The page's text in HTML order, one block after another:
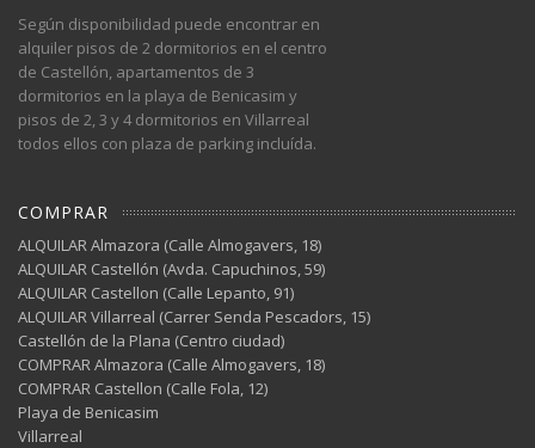
Según disponibilidad puede encontrar en
alquiler pisos de 2 dormitorios en el centro
de Castellón, apartamentos de 3
dormitorios en la playa de Benicasim y
pisos de 2, 3 y 4 dormitorios en Villarreal
todos ellos con plaza de parking incluída.
COMPRAR
ALQUILAR Almazora (Calle Almogavers, 18)
ALQUILAR Castellón (Avda. Capuchinos, 59)
ALQUILAR Castellon (Calle Lepanto, 91)
ALQUILAR Villarreal (Carrer Senda Pescadors, 15)
Castellón de la Plana (Centro ciudad)
COMPRAR Almazora (Calle Almogavers, 18)
COMPRAR Castellon (Calle Fola, 12)
Playa de Benicasim
Villarreal